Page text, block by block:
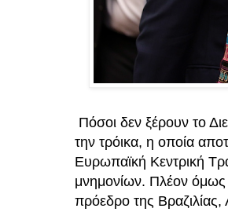
Πόσοι δεν ξέρουν το
την τρόικα, η οποία
Ευρωπαϊκή Κεντρική
μνημονίων. Πλέον
πρόεδρο της